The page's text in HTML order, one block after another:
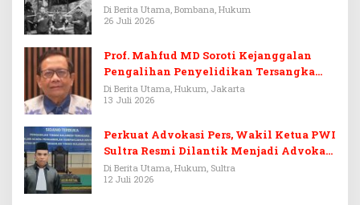
Di Berita Utama, Bombana, Hukum
26 Juli 2026
Prof. Mahfud MD Soroti Kejanggalan
Pengalihan Penyelidikan Tersangka
Febrie Adriansyah
Di Berita Utama, Hukum, Jakarta
13 Juli 2026
Perkuat Advokasi Pers, Wakil Ketua PWI
Sultra Resmi Dilantik Menjadi Advokat
PERADI
Di Berita Utama, Hukum, Sultra
12 Juli 2026